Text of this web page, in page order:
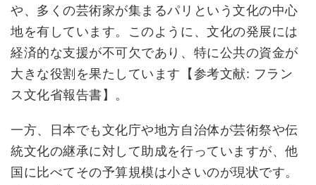
や、多くの芸術家が集まるパリという文化の中心
地を有しています。このように、文化の発展には
経済的な支援が不可欠であり、特に公共の資金が
大きな役割を果たしています【参考文献: フラン
ス文化省報告書】。
一方、日本でも文化庁や地方自治体が芸術祭や伝
統文化の継承に対して助成を行っていますが、他
国に比べてその予算規模は小さいのが現状です。